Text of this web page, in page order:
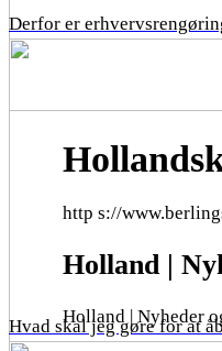
Derfor er
Hvad skal jeg gøre for at
http s://
Holland |
Holland | Nyheder